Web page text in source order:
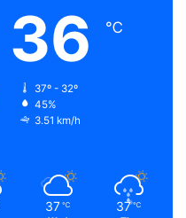
36 ℃
37º - 32º
45%
3.51 km/h
37 ℃ 37 ℃